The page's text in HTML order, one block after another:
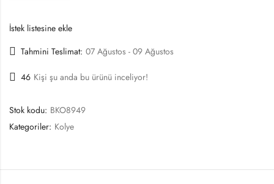
İstek listesine ekle
Tahmini Teslimat: 07 Ağustos - 09 Ağustos
46 Kişi şu anda bu ürünü inceliyor!
Stok kodu: BKO8949
Kategoriler: Kolye